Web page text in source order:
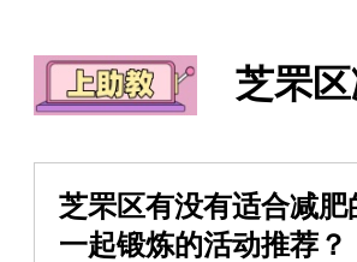
芝罘
芝罘区有没有适合减肥
一起锻炼的活动推荐？